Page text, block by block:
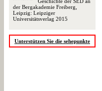
der Bergakademie Freiberg,
Leipzig: Leipziger
Universitätsverlag 2015
Unterstützen Sie die sehepunkte